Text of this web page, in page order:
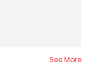
See More